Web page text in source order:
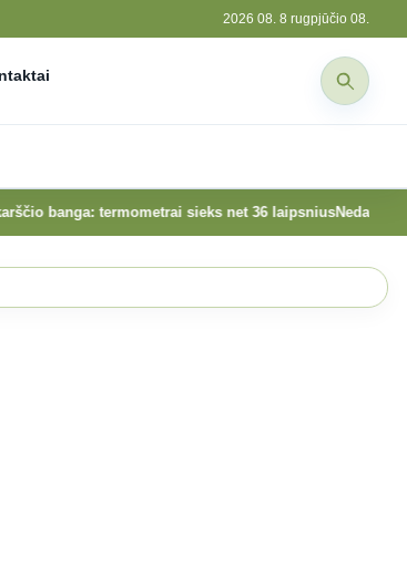
2026 08. 8 rugpjūčio 08.
termometrai sieks net 36 laipsniusNedarbo išmokos